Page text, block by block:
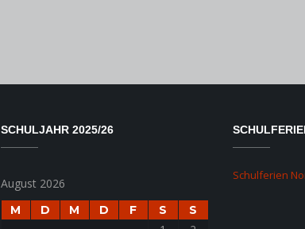
SCHULJAHR 2025/26
August 2026
M D M D F S S
Schulferien